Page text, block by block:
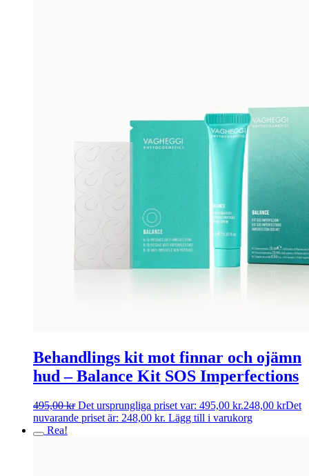
Behandlings kit mot finnar och ojämn
hud – Balance Kit SOS Imperfections
495,00kr Det ursprungliga priset var: 495,00 kr.248,00 krDet
nuvarande priset är: 248,00 kr. Lägg till i varukorg
Rea!